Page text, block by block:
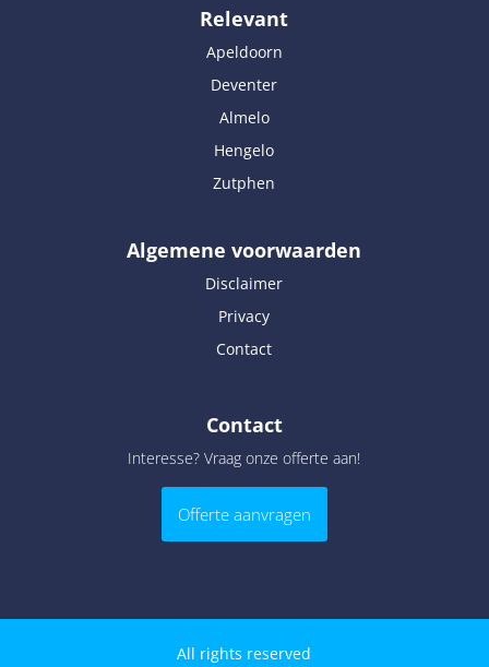
Relevant
Apeldoorn
Deventer
Almelo
Hengelo
Zutphen
Algemene voorwaarden
Disclaimer
Privacy
Contact
Contact
Interesse? Vraag onze offerte aan!
Offerte aanvragen
All rights reserved